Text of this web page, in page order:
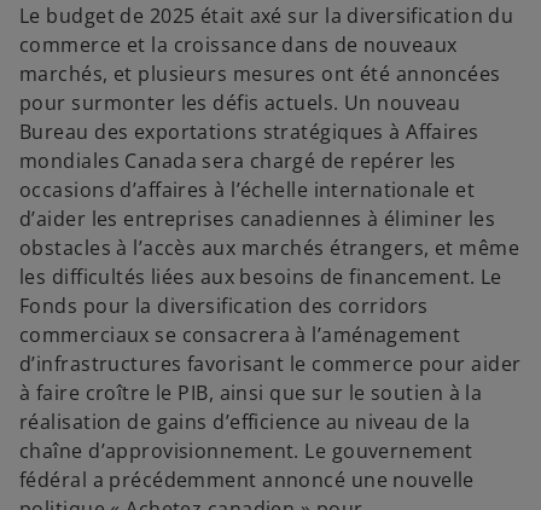
Le budget de 2025 était axé sur la diversification du
commerce et la croissance dans de nouveaux
marchés, et plusieurs mesures ont été annoncées
pour surmonter les défis actuels. Un nouveau
Bureau des exportations stratégiques à Affaires
mondiales Canada sera chargé de repérer les
occasions d’affaires à l’échelle internationale et
d’aider les entreprises canadiennes à éliminer les
obstacles à l’accès aux marchés étrangers, et même
les difficultés liées aux besoins de financement. Le
Fonds pour la diversification des corridors
commerciaux se consacrera à l’aménagement
d’infrastructures favorisant le commerce pour aider
à faire croître le PIB, ainsi que sur le soutien à la
réalisation de gains d’efficience au niveau de la
chaîne d’approvisionnement. Le gouvernement
fédéral a précédemment annoncé une nouvelle